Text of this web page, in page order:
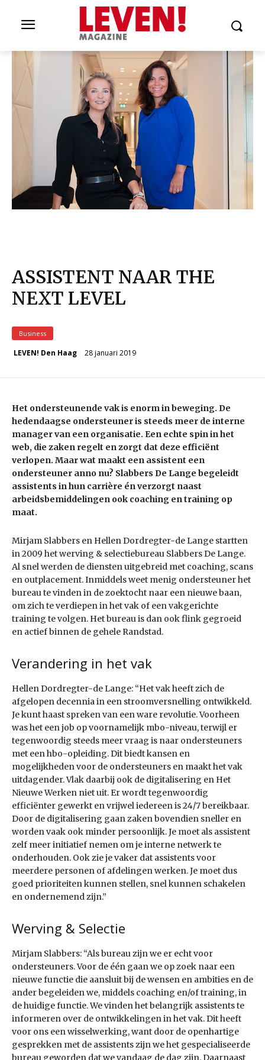
ASSISTENT NAAR THE
NEXT LEVEL
Business
LEVEN! Den Haag 28 januari 2019
Het ondersteunende vak is enorm in beweging. De
hedendaagse ondersteuner is steeds meer de interne
manager van een organisatie. Een echte spin in het
web, die zaken regelt en zorgt dat deze efficiënt
verlopen. Maar wat maakt een assistent een
ondersteuner anno nu? Slabbers De Lange begeleidt
assistents in hun carrière én verzorgt naast
arbeidsbemiddelingen ook coaching en training op
maat.
Mirjam Slabbers en Hellen Dordregter-de Lange startten
in 2009 het werving & selectiebureau Slabbers De Lange.
Al snel werden de diensten uitgebreid met coaching, scans
en outplacement. Inmiddels weet menig ondersteuner het
bureau te vinden in de zoektocht naar een nieuwe baan,
om zich te verdiepen in het vak of een vakgerichte
training te volgen. Het bureau is dan ook flink gegroeid
en actief binnen de gehele Randstad.
Verandering in het vak
Hellen Dordregter-de Lange: “Het vak heeft zich de
afgelopen decennia in een stroomversnelling ontwikkeld.
Je kunt haast spreken van een ware revolutie. Voorheen
was het een job op voornamelijk mbo-niveau, terwijl er
tegenwoordig steeds meer vraag is naar ondersteuners
met een hbo-opleiding. Dit biedt kansen en
mogelijkheden voor de ondersteuners en maakt het vak
uitdagender. Vlak daarbij ook de digitalisering en Het
Nieuwe Werken niet uit. Er wordt tegenwoordig
efficiënter gewerkt en vrijwel iedereen is 24/7 bereikbaar.
Door de digitalisering gaan zaken bovendien sneller en
worden vaak ook minder persoonlijk. Je moet als assistent
zelf meer initiatief nemen om je interne netwerk te
onderhouden. Ook zie je vaker dat assistents voor
meerdere personen of afdelingen werken. Je moet dus
goed prioriteiten kunnen stellen, snel kunnen schakelen
en ondernemend zijn.”
Werving & Selectie
Mirjam Slabbers: “Als bureau zijn we er echt voor
ondersteuners. Voor de één gaan we op zoek naar een
nieuwe functie die aansluit bij de wensen en ambities en de
ander begeleiden we, middels coaching en/of training, in
de huidige functie. We vinden het belangrijk assistents te
informeren over de ontwikkelingen in het vak. Dit heeft
voor ons een wisselwerking, want door de openhartige
gesprekken met de assistents zijn we het gespe­cia­liseerde
bureau geworden dat we vandaag de dag zijn. Daarnaast